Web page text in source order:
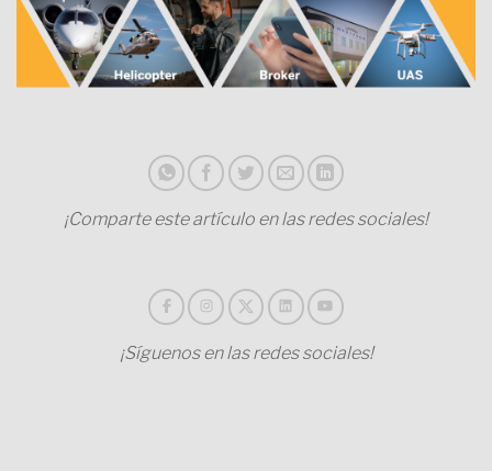
¡Comparte este artículo en las redes sociales!
¡Síguenos en las redes sociales!